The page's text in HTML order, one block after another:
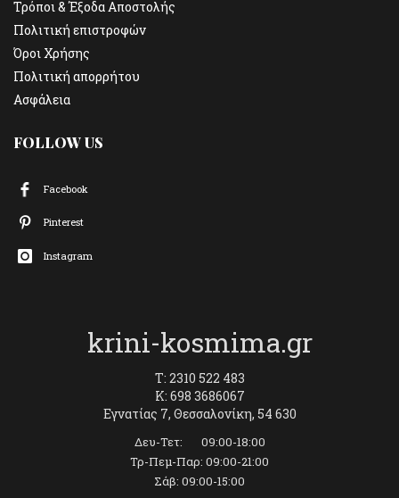
Τρόποι & Έξοδα Αποστολής
Πολιτική επιστροφών
Όροι Χρήσης
Πολιτική απορρήτου
Ασφάλεια
FOLLOW US
Facebook
Pinterest
Instagram
krini-kosmima.gr
T: 2310 522 483
K: 698 3686067
Εγνατίας 7, Θεσσαλονίκη, 54 630
Δευ-Τετ: 09:00-18:00
Τρ-Πεμ-Παρ: 09:00-21:00
Σάβ: 09:00-15:00